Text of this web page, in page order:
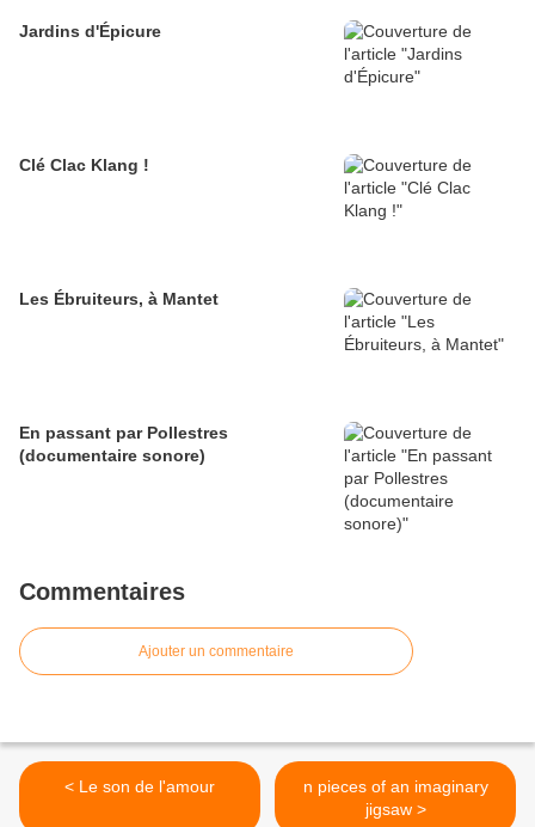
Jardins d'Épicure
Clé Clac Klang !
Les Ébruiteurs, à Mantet
En passant par Pollestres
(documentaire sonore)
Commentaires
Ajouter un commentaire
< Le son de l'amour
n pieces of an imaginary
jigsaw >